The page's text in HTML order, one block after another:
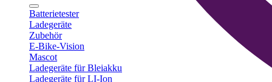
Batterietester
Ladegeräte
Zubehör
E-Bike-Vision
Mascot
Ladegeräte für Bleiakku
Ladegeräte für LI-Ion